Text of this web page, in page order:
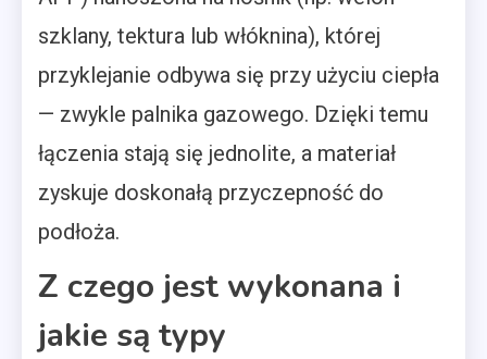
szklany, tektura lub włóknina), której
przyklejanie odbywa się przy użyciu ciepła
— zwykle palnika gazowego. Dzięki temu
łączenia stają się jednolite, a materiał
zyskuje doskonałą przyczepność do
podłoża.
Z czego jest wykonana i
jakie są typy